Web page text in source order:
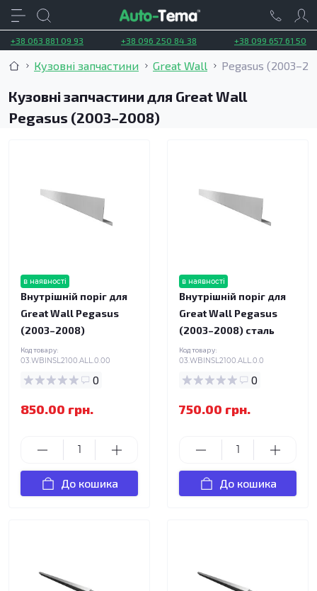
+38 063 881 09 93 +38 096 250 84 38 +38 099 657 61 50
Кузовні запчастини Great Wall Pegasus
Кузовні запчастини для Great Wall
Pegasus (2003–2008)
в наявності
Внутрішній поріг для
Great Wall Pegasus
(2003–2008)
Код товару:
03.WBINSL2100.ALL.0.00
0
850.00 грн.
До кошика
в наявності
Внутрішній поріг для
Great Wall Pegasus
(2003–2008) сталь
Код товару:
03.WBINSL2100.ALL.0.0
0
750.00 грн.
До кошика